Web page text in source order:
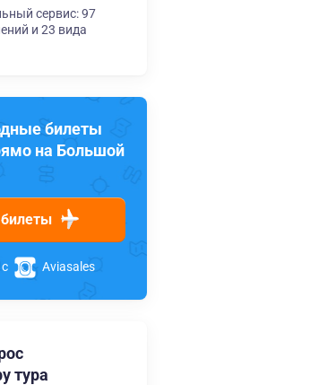
сервис: 97
и 23 вида
билеты
на Большой
Aviasales
тура